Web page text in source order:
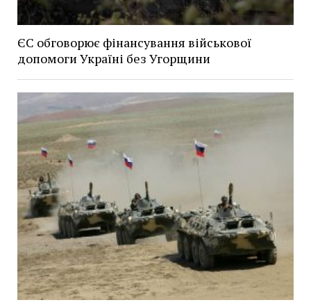
ЄС обговорює фінансування військової
допомоги Україні без Угорщини